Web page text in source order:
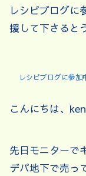
レシピブログに
援して下さると
レシピブログに参
こんにちは、
先日モニターで
デパ地下で売っ